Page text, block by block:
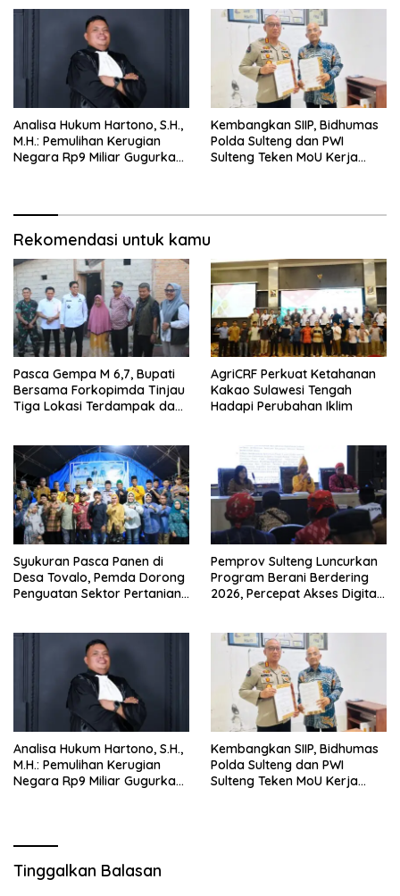
Analisa Hukum Hartono, S.H.,
M.H.: Pemulihan Kerugian
Negara Rp9 Miliar Gugurkan
Morowali
Kembangkan SIIP, Bidhumas
Polda Sulteng dan PWI
Sulteng Teken MoU Kerja
Rekomendasi untuk kamu
Pasca Gempa M 6,7, Bupati
Bersama Forkopimda Tinjau
Tiga Lokasi Terdampak dan
AgriCRF Perkuat Ketahanan
Kakao Sulawesi Tengah
Hadapi Perubahan Iklim
Syukuran Pasca Panen di
Desa Tovalo, Pemda Dorong
Penguatan Sektor Pertanian
Pemprov Sulteng Luncurkan
Program Berani Berdering
2026, Percepat Akses Digital
Analisa Hukum Hartono, S.H.,
M.H.: Pemulihan Kerugian
Negara Rp9 Miliar Gugurkan
Morowali
Kembangkan SIIP, Bidhumas
Polda Sulteng dan PWI
Sulteng Teken MoU Kerja
Tinggalkan Balasan